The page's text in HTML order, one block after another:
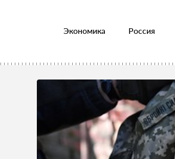
Экономика Россия